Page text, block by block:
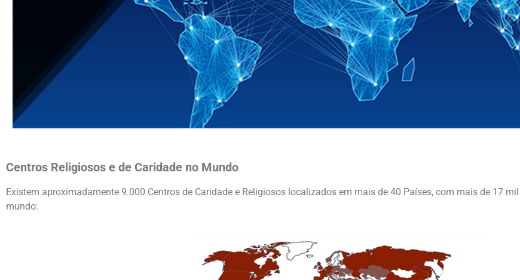
Centros Religiosos e de Caridade no Mundo
Existem aproximadamente 9.000 Centros de Caridade e Religiosos localizados em mais de 40 Países, com mais de 17
mundo: